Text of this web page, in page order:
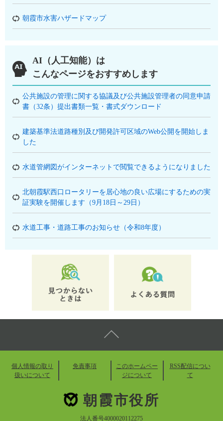
朝霞市水害ハザードマップ
AI（人工知能）は
こんなページをおすすめします
公共施設の管理に関する協議及び公共施設管理者の同意申請
書（32条）提出書類一覧・書式ダウンロード
建築基準法道路種別及び開発許可区域のWeb公開を開始しま
した
水道管網図がインターネットで閲覧できるようになりました
北朝霞駅西口ロータリーを居心地の良い広場にするための実
証実験を開催します（9月18日～29日）
水道工事・道路工事のお知らせ（令和8年度）
個人情報の取り
扱いについて
免責事項
このホームペー
ジについて
RSS配信につい
て
朝霞市役所
法人番号4000020112275